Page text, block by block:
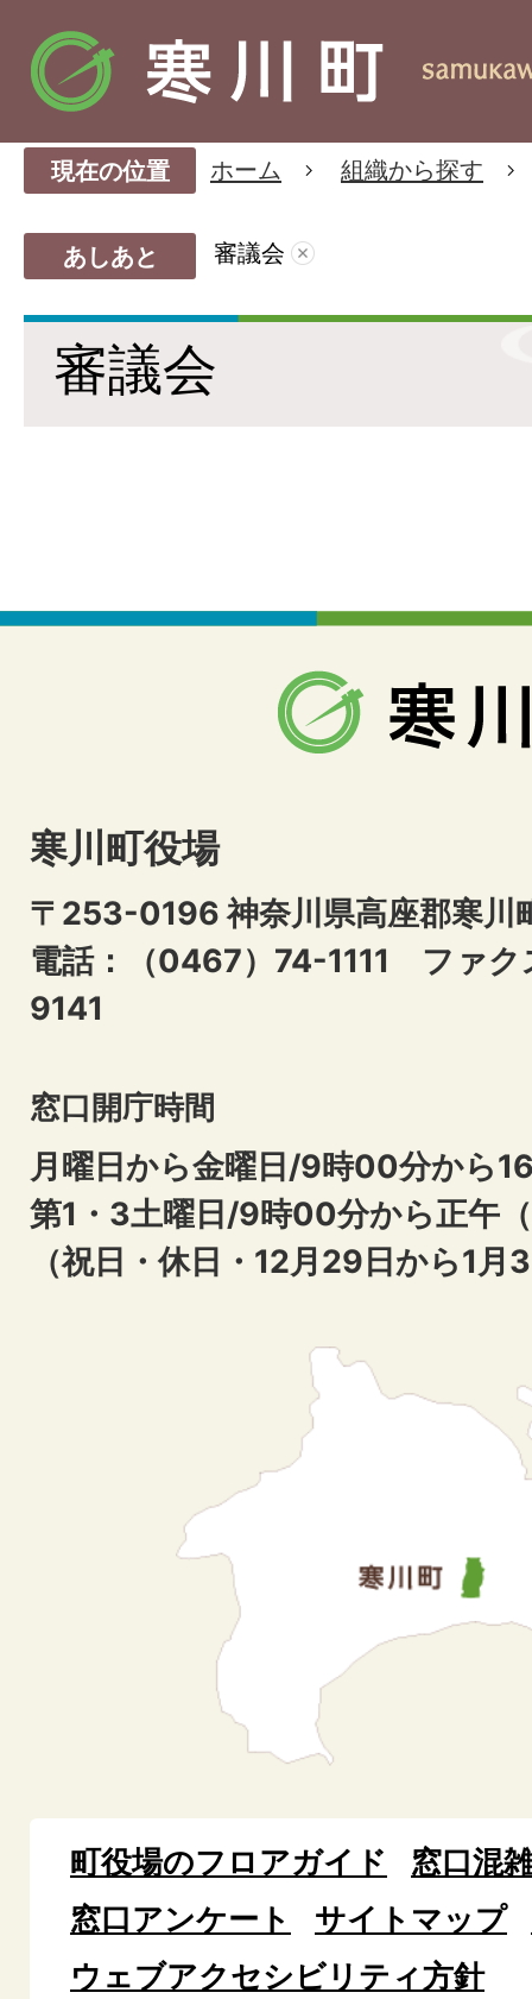
現在の位置 ホーム 組織から探す
あしあと 審議会
審議会
寒川町役場
〒253-0196 神奈川県高座郡寒川
電話：（0467）74-1111 ファ
9141
窓口開庁時間
月曜日から金曜日/9時00分から
第1・3土曜日/9時00分から正午
（祝日・休日・12月29日から1月
町役場のフロアガイド
窓口混
窓口アンケート
サイトマップ
ウェブアクセシビリティ方針